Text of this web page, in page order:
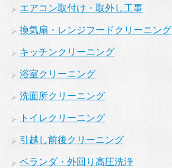
エアコン取付け・取外し工事
換気扇・レンジフードクリーニング
キッチンクリーニング
浴室クリーニング
洗面所クリーニング
トイレクリーニング
引越し前後クリーニング
ベランダ・外回り高圧洗浄